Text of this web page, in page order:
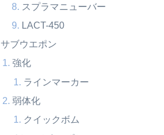
スプラマニューバー
LACT-450
サブウエポン
強化
ラインマーカー
弱体化
クイックボム